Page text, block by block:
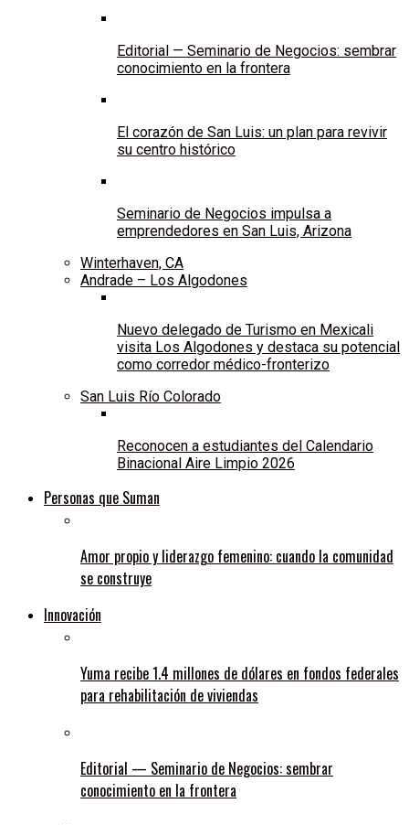
Editorial — Seminario de Negocios: sembrar
conocimiento en la frontera
El corazón de San Luis: un plan para revivir
su centro histórico
Seminario de Negocios impulsa a
emprendedores en San Luis, Arizona
Winterhaven, CA
Andrade – Los Algodones
Nuevo delegado de Turismo en Mexicali
visita Los Algodones y destaca su potencial
como corredor médico-fronterizo
San Luis Río Colorado
Reconocen a estudiantes del Calendario
Binacional Aire Limpio 2026
Personas que Suman
Amor propio y liderazgo femenino: cuando la comunidad
se construye
Innovación
Yuma recibe 1.4 millones de dólares en fondos federales
para rehabilitación de viviendas
Editorial — Seminario de Negocios: sembrar
conocimiento en la frontera